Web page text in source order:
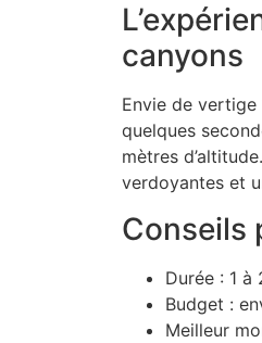
canyons
Envie de
quelques
mètres
verdoyantes et
Conseils
Durée : 1 à
Budget :
Meilleur